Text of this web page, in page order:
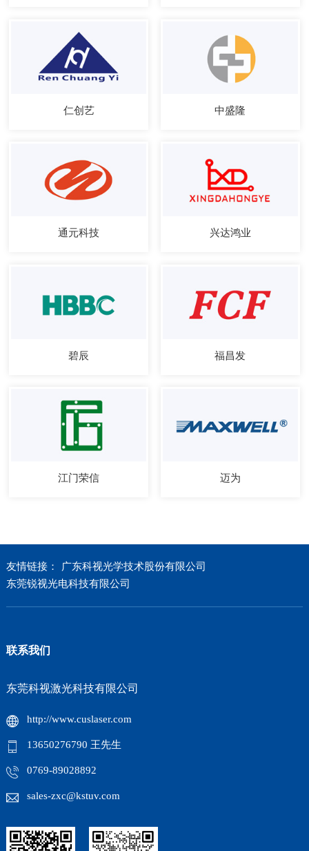
仁创艺 中盛隆
通元科技 兴达鸿业
碧辰 福昌发
江门荣信 迈为
友情链接：
广东科视光学技术股份有限公司
东莞锐视光电科技有限公司
联系我们
东莞科视激光科技有限公司
http://www.cuslaser.com
13650276790 王先生
0769-89028892
sales-zxc@kstuv.com